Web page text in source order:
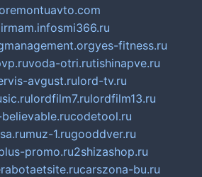
smi366.ru
yes-fitness.ru
voda-otri.rutishinapve.ru
avgust.rulord-tv.ru
lordfilm7.rulordfilm13.ru
codetool.ru
muz-1.rugooddver.ru
promo.ru2shizashop.ru
carszona-bu.ru